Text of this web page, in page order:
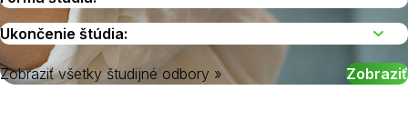
Zobraziť všetky študijné odbory »